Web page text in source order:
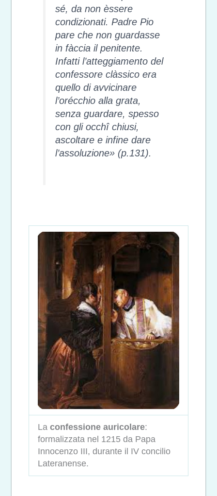
sé, da non èssere
condizionati. Padre Pio
pare che non guardasse
in fàccia il penitente.
Infatti l’atteggiamento del
confessore clàssico era
quello di avvicinare
l’orécchio alla grata,
senza guardare, spesso
con gli occhî chiusi,
ascoltare e infine dare
l’assoluzione» (p.131).
La confessione auricolare:
formalizzata nel 1215 da Papa
Innocenzo III, durante il IV concilio
Lateranense.